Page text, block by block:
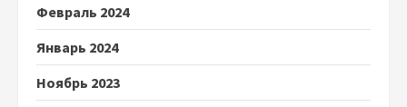
Февраль 2024
Январь 2024
Ноябрь 2023